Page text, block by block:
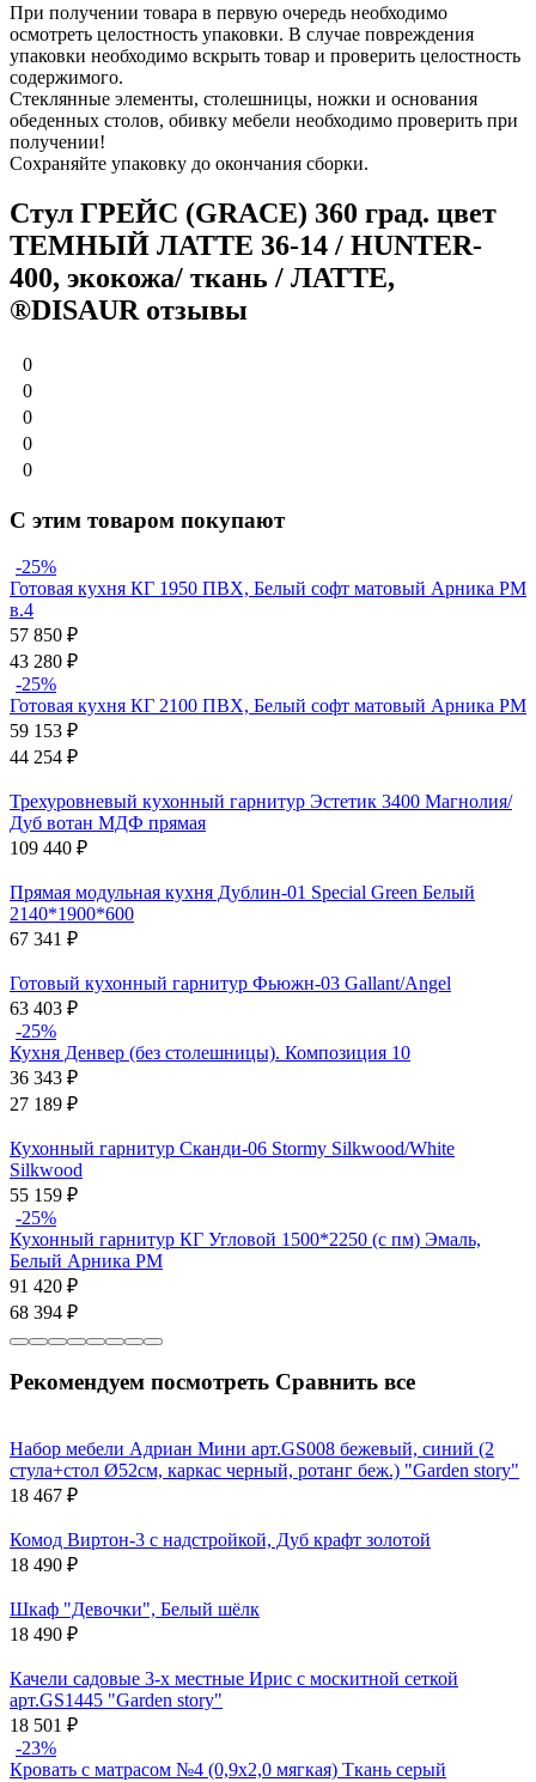
При получении товара в первую очередь необходимо
осмотреть целостность упаковки. В случае повреждения
упаковки необходимо вскрыть товар и проверить целостность
содержимого.
Стеклянные элементы, столешницы, ножки и основания
обеденных столов, обивку мебели необходимо проверить при
получении!
Сохраняйте упаковку до окончания сборки.
Стул ГРЕЙС (GRACE) 360 град. цвет
ТЕМНЫЙ ЛАТТЕ 36-14 / HUNTER-
400, экокожа/ ткань / ЛАТТЕ,
®DISAUR отзывы
0
0
0
0
0
С этим товаром покупают
-25%
Готовая кухня КГ 1950 ПВХ, Белый софт матовый Арника РМ
в.4
57 850 ₽
43 280 ₽
-25%
Готовая кухня КГ 2100 ПВХ, Белый софт матовый Арника РМ
59 153 ₽
44 254 ₽
Трехуровневый кухонный гарнитур Эстетик 3400 Магнолия/
Дуб вотан МДФ прямая
109 440 ₽
Прямая модульная кухня Дублин-01 Special Green Белый
2140*1900*600
67 341 ₽
Готовый кухонный гарнитур Фьюжн-03 Gallant/Angel
63 403 ₽
-25%
Кухня Денвер (без столешницы). Композиция 10
36 343 ₽
27 189 ₽
Кухонный гарнитур Сканди-06 Stormy Silkwood/White
Silkwood
55 159 ₽
-25%
Кухонный гарнитур КГ Угловой 1500*2250 (с пм) Эмаль,
Белый Арника РМ
91 420 ₽
68 394 ₽
Рекомендуем посмотреть Сравнить все
Набор мебели Адриан Мини арт.GS008 бежевый, синий (2
стула+стол Ø52см, каркас черный, ротанг беж.) "Garden story"
18 467 ₽
Комод Виртон-3 с надстройкой, Дуб крафт золотой
18 490 ₽
Шкаф "Девочки", Белый шёлк
18 490 ₽
Качели садовые 3-х местные Ирис с москитной сеткой
арт.GS1445 "Garden story"
18 501 ₽
-23%
Кровать с матрасом №4 (0,9х2,0 мягкая) Ткань серый